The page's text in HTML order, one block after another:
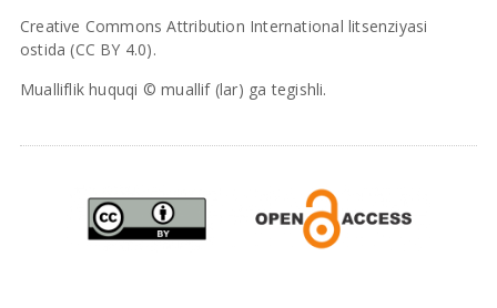
Creative Commons Attribution International litsenziyasi
ostida (CC BY 4.0).
Mualliflik huquqi © muallif (lar) ga tegishli.